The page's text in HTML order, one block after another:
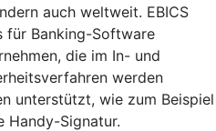
auch weltweit. EBICS
für Banking-Software
die im In- und
werden
unterstützt, wie zum Beispiel
Handy-Signatur.